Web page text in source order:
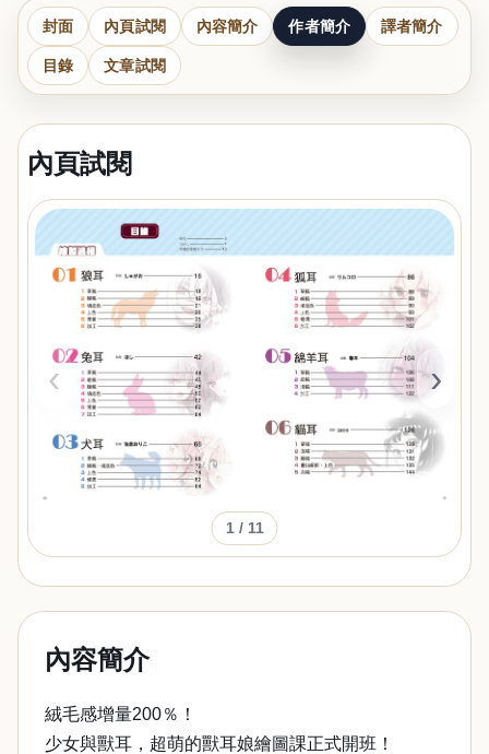
封面 內頁試閱 內容簡介 作者簡介 譯者簡介
目錄 文章試閱
內頁試閱
‹ ›
1/ 11
內容簡介
絨毛感增量200％！
少女與獸耳，超萌的獸耳娘繪圖課正式開班！